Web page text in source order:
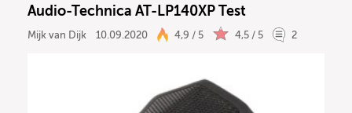
Audio-Technica AT-LP140XP Test
Mijk van Dijk 10.09.2020 4,9 / 5 4,5 / 5 2